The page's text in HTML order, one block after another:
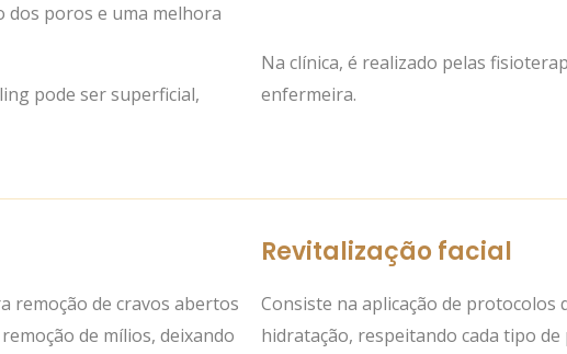
dos poros e uma melhora
pode ser superficial,
Na clínica, é realizado pelas
enfermeira.
remoção de cravos abertos
de mílios, deixando
Revitalização facial
Consiste na aplicação de protocolos
hidratação, respeitando cada tipo